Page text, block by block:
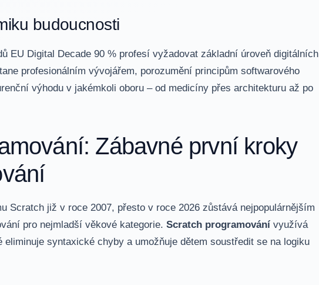
budoucnosti
EU Digital Decade 90 % profesí vyžadovat základní úroveň digitálních
profesionálním vývojářem, porozumění principům softwarového
výhodu v jakémkoli oboru – od medicíny přes architekturu až po
Zábavné první kroky
Scratch již v roce 2007, přesto v roce 2026 zůstává nejpopulárnějším
pro nejmladší věkové kategorie. Scratch programování využívá
syntaxické chyby a umožňuje dětem soustředit se na logiku